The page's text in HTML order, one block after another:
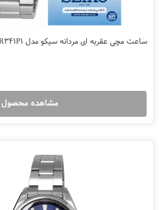
ساعت مچی عقربه ای مردانه سیکو مدل SUR341P1
مشاهده محصول